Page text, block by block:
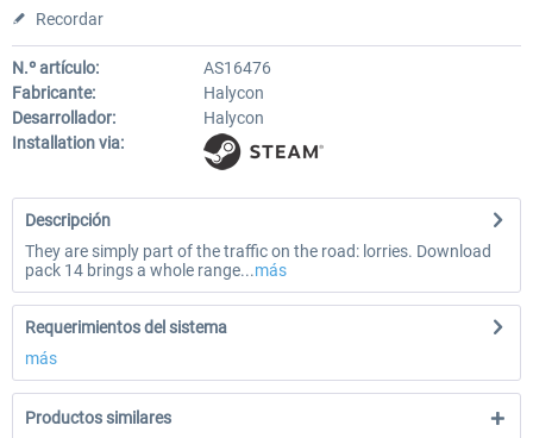
Recordar
N.º artículo:
AS16476
Fabricante:
Halycon
Desarrollador:
Halycon
Installation via:
Descripción
They are simply part of the traffic on the road: lorries. Download
pack 14 brings a whole range...más
Requerimientos del sistema
más
Productos similares